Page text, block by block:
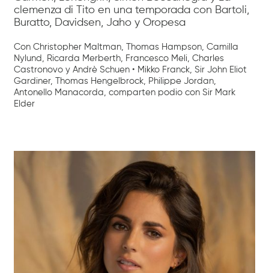
clemenza di Tito en una temporada con Bartoli,
Buratto, Davidsen, Jaho y Oropesa
Con Christopher Maltman, Thomas Hampson, Camilla
Nylund, Ricarda Merberth, Francesco Meli, Charles
Castronovo y Andrè Schuen • Mikko Franck, Sir John Eliot
Gardiner, Thomas Hengelbrock, Philippe Jordan,
Antonello Manacorda, comparten podio con Sir Mark
Elder